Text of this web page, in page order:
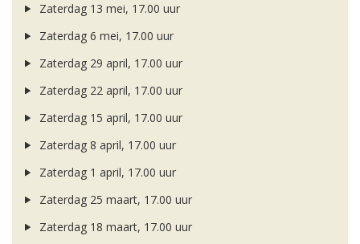
Zaterdag 13 mei, 17.00 uur
Zaterdag 6 mei, 17.00 uur
Zaterdag 29 april, 17.00 uur
Zaterdag 22 april, 17.00 uur
Zaterdag 15 april, 17.00 uur
Zaterdag 8 april, 17.00 uur
Zaterdag 1 april, 17.00 uur
Zaterdag 25 maart, 17.00 uur
Zaterdag 18 maart, 17.00 uur